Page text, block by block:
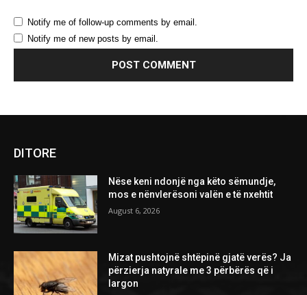
Notify me of follow-up comments by email.
Notify me of new posts by email.
DITORE
Nëse keni ndonjë nga këto sëmundje,
mos e nënvlerësoni valën e të nxehtit
August 6, 2026
Mizat pushtojnë shtëpinë gjatë verës? Ja
përzierja natyrale me 3 përbërës që i
largon